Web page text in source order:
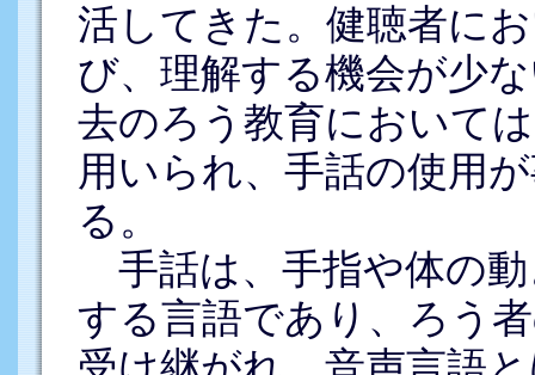
活してきた。健聴者に
び、理解する機会が少
去のろう教育において
用いられ、手話の使用
る。
手話は、手指や体の
する言語であり、ろう